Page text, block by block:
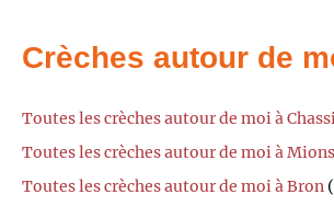
Crèches autour de
Toutes les crèches autour de moi à
Toutes les crèches autour de moi à Mions
Toutes les crèches autour de moi à Bron